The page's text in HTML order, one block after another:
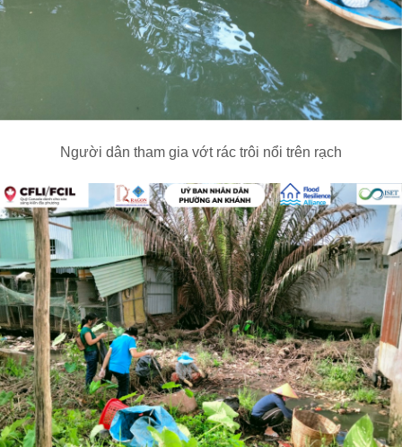
Người dân tham gia vớt rác trôi nổi trên rạch